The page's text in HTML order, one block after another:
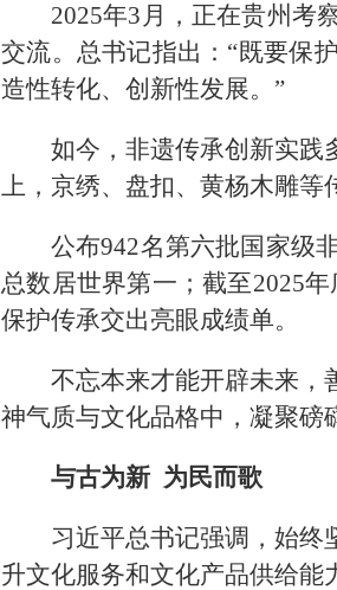
2025年3月，正在贵州考
交流。总书记指出：“既要保
造性转化、创新性发展。”
如今，非遗传承创新实践
上，京绣、盘扣、黄杨木雕等
公布942名第六批国家级
总数居世界第一；截至2025
保护传承交出亮眼成绩单。
不忘本来才能开辟未来，
神气质与文化品格中，凝聚磅
与古为新 为民而歌
习近平总书记强调，始终
升文化服务和文化产品供给能